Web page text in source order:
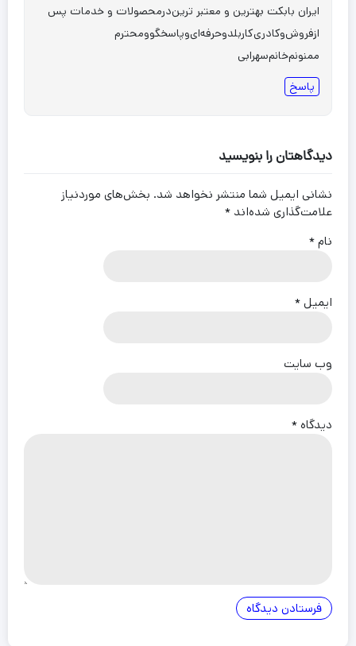
ایران بابکت بهترین و معتبر ترین‌درمحصولات و خدمات پس
ازفروش‌وکادری‌کاربلدوحرفه‌ای‌وپاسخگو‌ومحترم
ممنونم‌خانم‌سهرابی
پاسخ
دیدگاهتان را بنویسید
نشانی ایمیل شما منتشر نخواهد شد. بخش‌های موردنیاز
علامت‌گذاری شده‌اند *
نام*
ایمیل*
وب‌ سایت
دیدگاه*